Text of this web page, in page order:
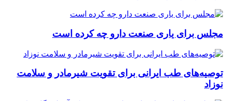
مجلس برای یاری صنعت دارو چه کرده است
توصیه‌های طب ایرانی برای تقویت شیرمادر و سلامت
نوزاد